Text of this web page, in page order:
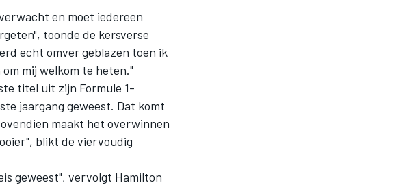
en moet iedereen
toonde de kersverse
echt omver geblazen toen ik
mij welkom te heten."
titel uit zijn Formule 1-
jaargang geweest. Dat komt
maakt het overwinnen
blikt de viervoudig
geweest", vervolgt Hamilton